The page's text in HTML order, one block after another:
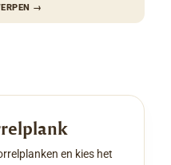
→
en kies het